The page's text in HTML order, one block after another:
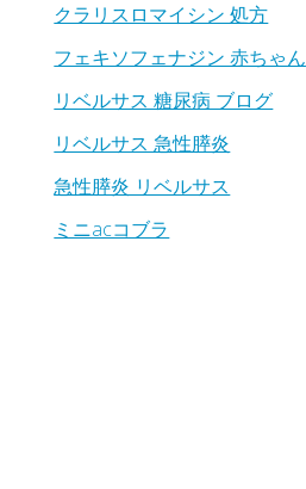
クラリスロマイシン 処方
フェキソフェナジン 赤ちゃん
リベルサス 糖尿病 ブログ
リベルサス 急性膵炎
急性膵炎 リベルサス
ミニacコブラ